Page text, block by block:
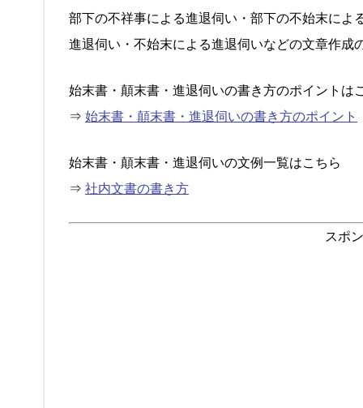
部下の不祥事による進退伺い・部下の不始末によ
進退伺い・不始末による進退伺いなどの文章作成
始末書・顛末書・進退伺いの書き方のポイントは
⇒ 始末書・顛末書・進退伺いの書き方のポイント
始末書・顛末書・進退伺いの文例一覧はこちら
⇒ 社内文書の書き方
スポ